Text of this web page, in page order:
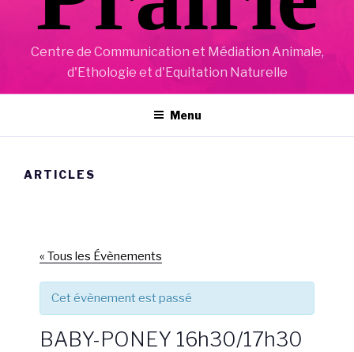
Centre de Communication et Médiation Animale,
d'Ethologie et d'Equitation Naturelle
Menu
ARTICLES
« Tous les Évènements
Cet évènement est passé
BABY-PONEY 16h30/17h30